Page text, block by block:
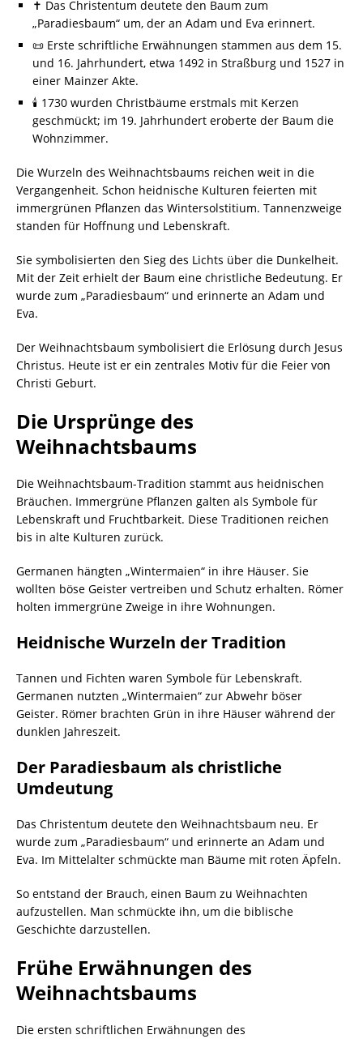
✝️ Das Christentum deutete den Baum zum
„Paradiesbaum“ um, der an Adam und Eva erinnert.
📜 Erste schriftliche Erwähnungen stammen aus dem 15.
und 16. Jahrhundert, etwa 1492 in Straßburg und 1527 in
einer Mainzer Akte.
🕯️ 1730 wurden Christbäume erstmals mit Kerzen
geschmückt; im 19. Jahrhundert eroberte der Baum die
Wohnzimmer.
Die Wurzeln des Weihnachtsbaums reichen weit in die
Vergangenheit. Schon heidnische Kulturen feierten mit
immergrünen Pflanzen das Wintersolstitium. Tannenzweige
standen für Hoffnung und Lebenskraft.
Sie symbolisierten den Sieg des Lichts über die Dunkelheit.
Mit der Zeit erhielt der Baum eine christliche Bedeutung. Er
wurde zum „Paradiesbaum“ und erinnerte an Adam und
Eva.
Der Weihnachtsbaum symbolisiert die Erlösung durch Jesus
Christus. Heute ist er ein zentrales Motiv für die Feier von
Christi Geburt.
Die Ursprünge des
Weihnachtsbaums
Die Weihnachtsbaum-Tradition stammt aus heidnischen
Bräuchen. Immergrüne Pflanzen galten als Symbole für
Lebenskraft und Fruchtbarkeit. Diese Traditionen reichen
bis in alte Kulturen zurück.
Germanen hängten „Wintermaien“ in ihre Häuser. Sie
wollten böse Geister vertreiben und Schutz erhalten. Römer
holten immergrüne Zweige in ihre Wohnungen.
Heidnische Wurzeln der Tradition
Tannen und Fichten waren Symbole für Lebenskraft.
Germanen nutzten „Wintermaien“ zur Abwehr böser
Geister. Römer brachten Grün in ihre Häuser während der
dunklen Jahreszeit.
Der Paradiesbaum als christliche
Umdeutung
Das Christentum deutete den Weihnachtsbaum neu. Er
wurde zum „Paradiesbaum“ und erinnerte an Adam und
Eva. Im Mittelalter schmückte man Bäume mit roten Äpfeln.
So entstand der Brauch, einen Baum zu Weihnachten
aufzustellen. Man schmückte ihn, um die biblische
Geschichte darzustellen.
Frühe Erwähnungen des
Weihnachtsbaums
Die ersten schriftlichen Erwähnungen des